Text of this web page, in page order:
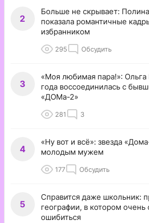
2
Больше не скрывает:
показала романтичные
избранником
295 Обсудить
3
«Моя любимая пара!»: Ольга
года воссоединилась с
«ДОМа-2»
281 3
4
«Ну вот и всё»: звезда
молодым мужем
177 Обсудить
5
Справится даже школьник:
географии, в котором очень
ошибиться